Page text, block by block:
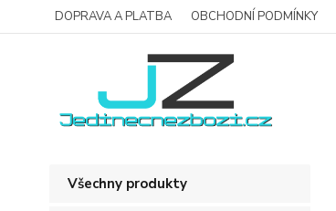
DOPRAVA A PLATBA OBCHODNÍ PODMÍNKY
Všechny produkty